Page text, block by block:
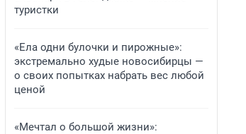
туристки
«Ела одни булочки и пирожные»:
экстремально худые новосибирцы —
о своих попытках набрать вес любой
ценой
«Мечтал о большой жизни»: